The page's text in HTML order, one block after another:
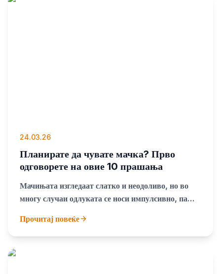
24.03.26
Планирате да чувате мачка? Прво
одговорете на овие 10 прашања
Мачињата изгледаат слатко и неодоливо, но во
многу случаи одлуката се носи импулсивно, па
Прочитај повеќе